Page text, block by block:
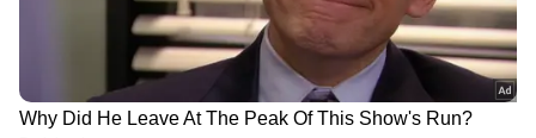
DOWNLOAD APP
കേരളത്തിലെ എല്ലാ വാർത്തകൾ
Kerala
News അറിയാൻ എപ്പോഴും ഏഷ്യാനെറ്റ്